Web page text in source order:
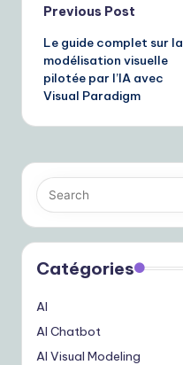
Post
navigation
Previous Post
Le guide complet sur la
modélisation visuelle
pilotée par l’IA avec
Visual Paradigm
Catégories
AI
AI Chatbot
AI Visual Modeling